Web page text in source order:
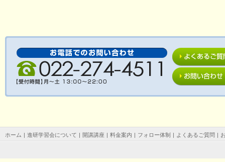
ホーム | 進研学習会について | 開講講座 | 料金案内 | フォロー体制 | よくあるご質問 |